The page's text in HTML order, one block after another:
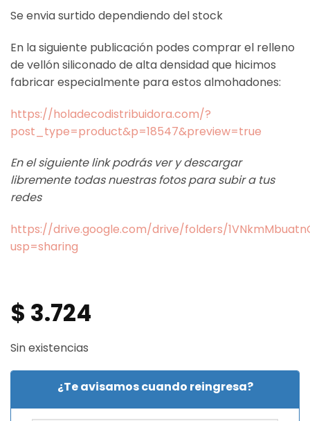
Se envia surtido dependiendo del stock
En la siguiente publicación podes comprar el relleno
de vellón siliconado de alta densidad que hicimos
fabricar especialmente para estos almohadones:
https://holadecodistribuidora.com/?
post_type=product&p=18547&preview=true
En el siguiente link podrás ver y descargar
libremente todas nuestras fotos para subir a tus
redes
https://drive.google.com/drive/folders/
usp=sharing
$ 3.724
Sin existencias
¿Te avisamos cuando reingresa?